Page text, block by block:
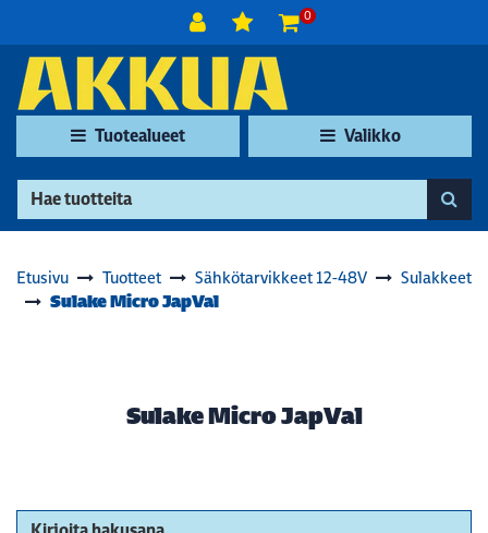
0
Tuotealueet Valikko
Etusivu Tuotteet Sähkötarvikkeet 12-48V Sulakkeet
Sulake Micro JapVal
Sulake Micro JapVal
Kirjoita hakusana